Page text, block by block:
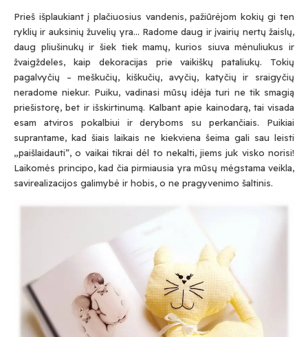
Prieš išplaukiant į plačiuosius vandenis, pažiūrėjom kokių gi ten
ryklių ir auksinių žuvelių yra… Radome daug ir įvairių nertų žaislų,
daug pliušinukų ir šiek tiek mamų, kurios siuva mėnuliukus ir
žvaigždeles, kaip dekoracijas prie vaikiškų pataliukų. Tokių
pagalvyčių – meškučių, kiškučių, avyčių, katyčių ir sraigyčių
neradome niekur. Puiku, vadinasi mūsų idėja turi ne tik smagią
priešistorę, bet ir išskirtinumą. Kalbant apie kainodarą, tai visada
esam atviros pokalbiui ir deryboms su perkančiais. Puikiai
suprantame, kad šiais laikais ne kiekviena šeima gali sau leisti
„paišlaidauti”, o vaikai tikrai dėl to nekalti, jiems juk visko norisi!
Laikomės principo, kad čia pirmiausia yra mūsų mėgstama veikla,
savirealizacijos galimybė ir hobis, o ne pragyvenimo šaltinis.